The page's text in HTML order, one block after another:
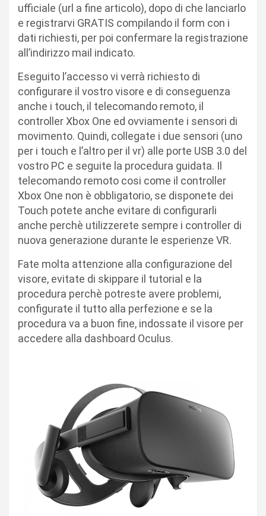
ufficiale (url a fine articolo), dopo di che lanciarlo
e registrarvi GRATIS compilando il form con i
dati richiesti, per poi confermare la registrazione
all’indirizzo mail indicato.
Eseguito l’accesso vi verrà richiesto di
configurare il vostro visore e di conseguenza
anche i touch, il telecomando remoto, il
controller Xbox One ed ovviamente i sensori di
movimento. Quindi, collegate i due sensori (uno
per i touch e l’altro per il vr) alle porte USB 3.0 del
vostro PC e seguite la procedura guidata. Il
telecomando remoto cosi come il controller
Xbox One non è obbligatorio, se disponete dei
Touch potete anche evitare di configurarli
anche perchè utilizzerete sempre i controller di
nuova generazione durante le esperienze VR.
Fate molta attenzione alla configurazione del
visore, evitate di skippare il tutorial e la
procedura perchè potreste avere problemi,
configurate il tutto alla perfezione e se la
procedura va a buon fine, indossate il visore per
accedere alla dashboard Oculus.